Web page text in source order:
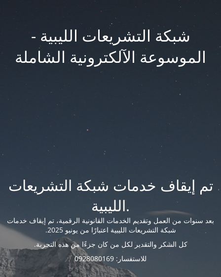
شبكة التشريعات الليبية -
الموسوعة الآلكترونية الشاملة
تم إيقاف خدمات شبكة التشريعات
الليبية.
بعد سنوات من العمل وتقديم الخدمات القانونية الرقمية، تم إيقاف خدمات
شبكة التشريعات الليبية اعتبارًا من يونيو 2025.
كل الشكر والتقدير لكل من كان جزءًا من هذه التجربة.
للاستفسار: 0928080169